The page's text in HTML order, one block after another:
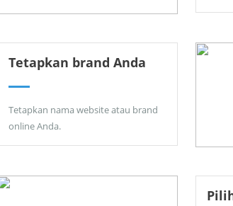
Tetapkan brand Anda
Tetapkan nama website atau brand
online Anda.